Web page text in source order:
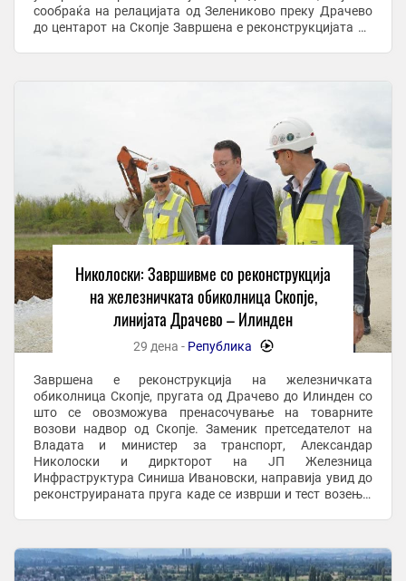
сообраќа на релацијата од Зелениково преку Драчево
до центарот на Скопје Завршена е реконструкцијата на
Николоски: Завршивме со реконструкција
на железничката обиколница Скопје,
линијата Драчево – Илинден
29 дена - Република -
Завршена е реконструкција на железничката
обиколница Скопје, пругата од Драчево до Илинден со
што се овозможува пренасочување на товарните
возови надвор од Скопје. Заменик претседателот на
Владата и министер за транспорт, Александар
Николоски и диркторот на ЈП Железница
Инфраструктура Синиша Ивановски, направија увид до
реконструираната пруга каде се изврши и тест возење.